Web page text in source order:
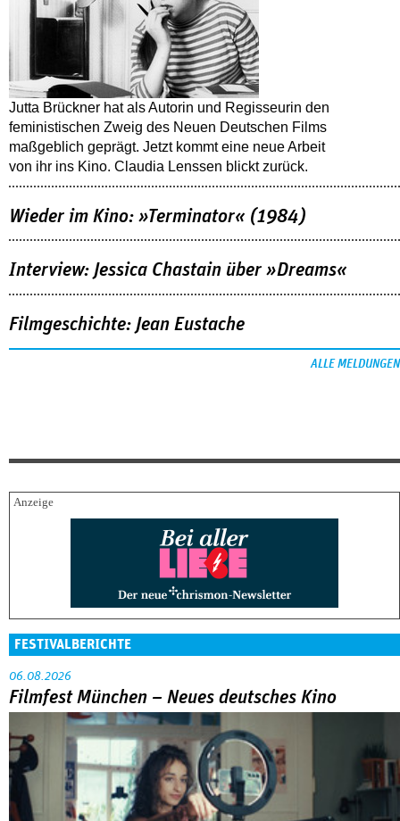
Jutta Brückner hat als Autorin und Regisseurin den
feministischen Zweig des Neuen Deutschen Films
maßgeblich geprägt. Jetzt kommt eine neue Arbeit
von ihr ins Kino. Claudia Lenssen blickt zurück.
Wieder im Kino: »Terminator« (1984)
Interview: Jessica Chastain über »Dreams«
Filmgeschichte: Jean Eustache
ALLE MELDUNGEN
FESTIVALBERICHTE
06.08.2026
Filmfest München – Neues deutsches Kino